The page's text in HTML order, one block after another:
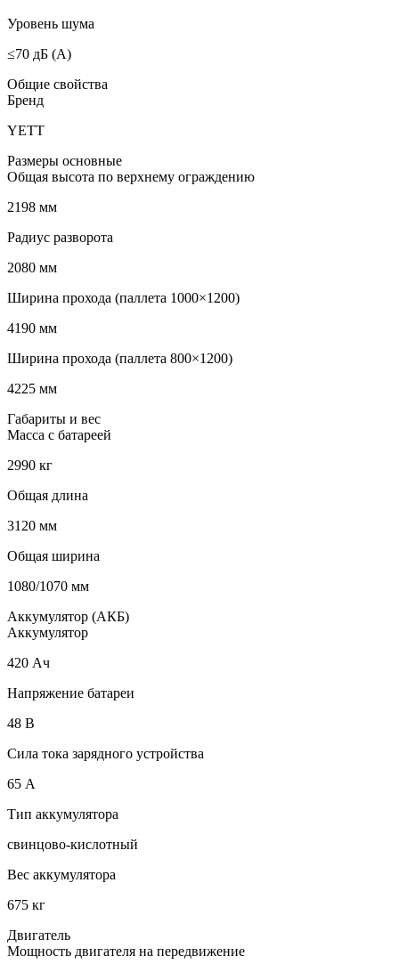
Уровень шума
≤70 дБ (А)
Общие свойства
Бренд
YETT
Размеры основные
Общая высота по верхнему ограждению
2198 мм
Радиус разворота
2080 мм
Ширина прохода (паллета 1000×1200)
4190 мм
Ширина прохода (паллета 800×1200)
4225 мм
Габариты и вес
Масса с батареей
2990 кг
Общая длина
3120 мм
Общая ширина
1080/1070 мм
Аккумулятор (АКБ)
Аккумулятор
420 Ач
Напряжение батареи
48 B
Сила тока зарядного устройства
65 А
Тип аккумулятора
свинцово-кислотный
Вес аккумулятора
675 кг
Двигатель
Мощность двигателя на передвижение